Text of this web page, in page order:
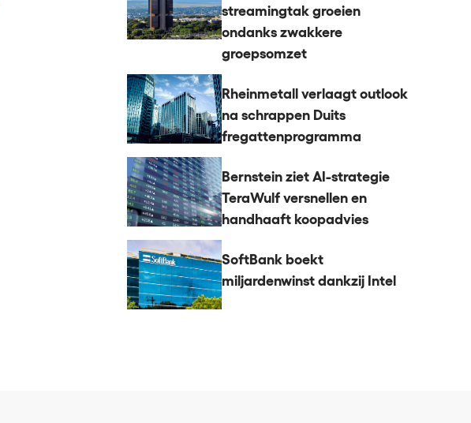
streamingtak groeien
ondanks zwakkere
groepsomzet
Rheinmetall verlaagt outlook
na schrappen Duits
fregattenprogramma
Bernstein ziet AI-strategie
TeraWulf versnellen en
handhaaft koopadvies
SoftBank boekt
miljardenwinst dankzij Intel